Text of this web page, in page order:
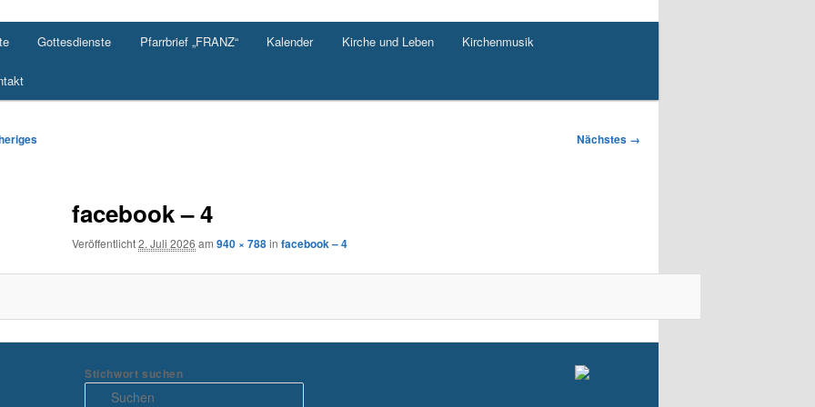
Gottesdienste Pfarrbrief „FRANZ“ Kalender Kirche und Leben Kirchenmusik
Nächstes →
facebook – 4
Veröffentlicht2. Juli 2026 am940 × 788infacebook – 4
Stichwort suchen